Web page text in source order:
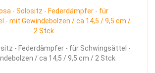
- Fe­der­dämp­fer - für Schwing­sät­tel -
/ ca 14,5 / 9,5 cm / 2 Stck